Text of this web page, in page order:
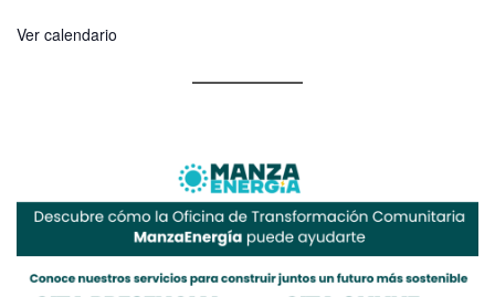
Ver calendario